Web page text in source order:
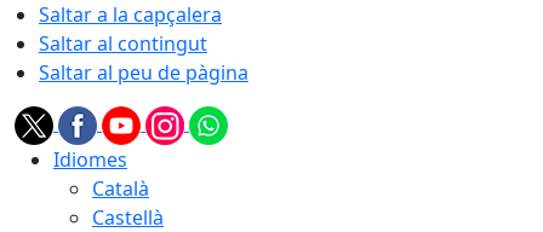
Saltar a la capçalera
Saltar al contingut
Saltar al peu de pàgina
Idiomes
Català
Castellà